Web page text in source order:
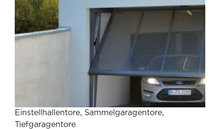
Einstellhallentore, Sammelgaragentore,
Tiefgaragentore